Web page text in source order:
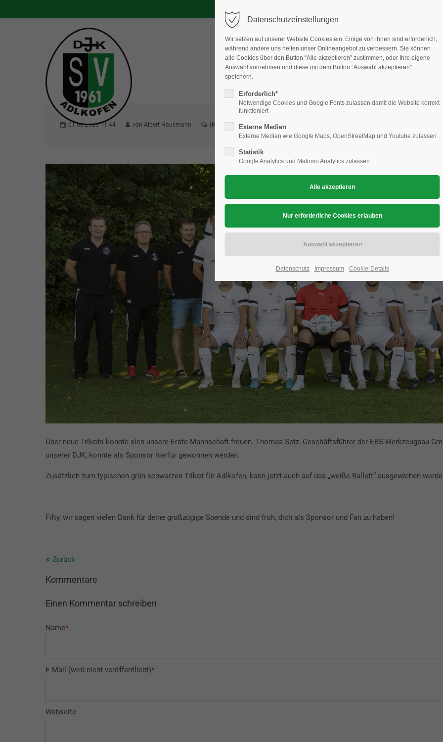
STARTSEITE DER VEREIN ABTEILUNG
01.08.2025 11:44 von Albert Hausmann (Kommentare: 0)
Über neue Trikots konnte sich unsere Erste Mannschaft freuen. Thomas Setz, Geschäftsführer der EBS-Werkzeugbau
unserer DJK, konnte als Sponsor hierfür gewonnen werden.
Zusätzlich zum typischen grün-schwarzen Trikot für Adlkofen, kann jetzt auch auf das „weiße Ballett“ ausgewichen
Fifty, wir sagen vielen Dank für deine großzügige Spende und sind froh, dich als Sponsor und Fan zu haben!
Zurück
Kommentare
Einen Kommentar schreiben
Name*
E-Mail (wird nicht veröffentlicht)*
Webseite
Datenschutzeinstellungen
Wir setzen auf unserer Website Cookies ein. Einige von ihnen sind erforderlich,
während andere uns helfen unser Onlineangebot zu verbessern. Sie können
alle Cookies über den Button “Alle akzeptieren” zustimmen, oder Ihre eigene
Auswahl vornehmen und diese mit dem Button “Auswahl akzeptieren”
speichern.
Erforderlich*
Notwendige Cookies und Google Fonts zulassen damit die Website korrekt
funktioniert
Externe Medien
Externe Medien wie Google Maps, OpenStreetMap und Youtube zulassen
Statistik
Google Analytics und Matomo Analytics zulassen
Datenschutz Impressum Cookie-Details